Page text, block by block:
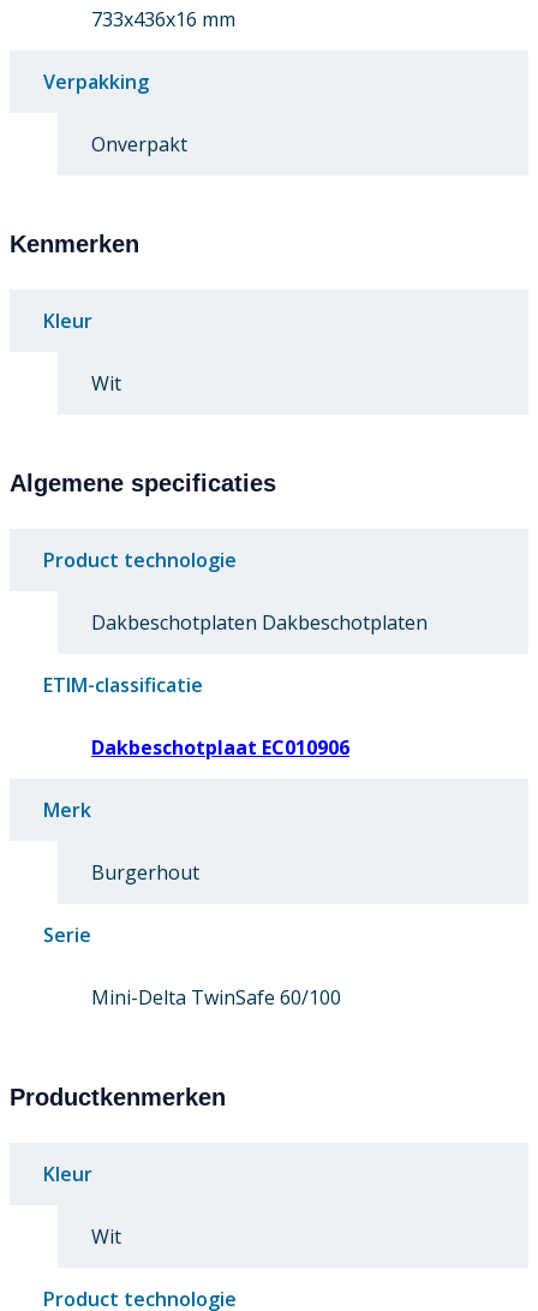
733x436x16 mm
Verpakking
Onverpakt
Kenmerken
Kleur
Wit
Algemene specificaties
Product technologie
Dakbeschotplaten Dakbeschotplaten
ETIM-classificatie
Dakbeschotplaat EC010906
Merk
Burgerhout
Serie
Mini-Delta TwinSafe 60/100
Productkenmerken
Kleur
Wit
Product technologie